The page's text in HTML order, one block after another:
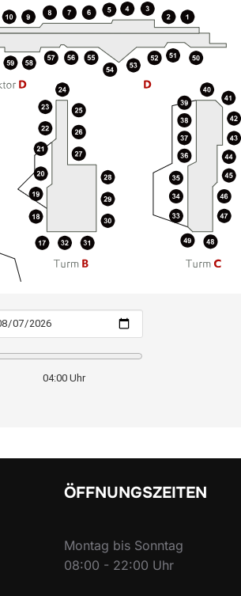
ÖFFNUNGSZEITEN
Montag bis Sonntag
08:00 - 22:00 Uhr